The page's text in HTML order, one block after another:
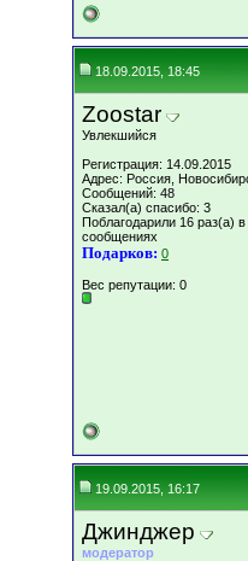
18.09.2015, 18:45
Zoostar
Увлекшийся
Регистрация: 14.09.2015
Адрес: Россия,
Сообщений: 48
Сказал(а) спасибо: 3
Поблагодарили 16 раз(а) в
сообщениях
Подарков: 0
Вес репутации: 0
19.09.2015, 16:17
Джинджер
модератор